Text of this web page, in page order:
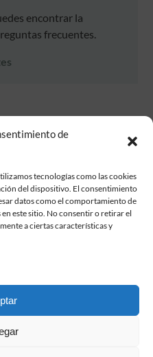
de
tecnologías como las cookies
del dispositivo. El consentimiento
datos como el comportamiento de
este sitio. No consentir o retirar el
a ciertas características y
encontrar la
frecuentes.
Estudios Clásicos
Madrid, 28006.
© Fundación Pastor. Sitio web
contratación